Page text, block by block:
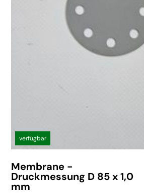
verfügbar
Membrane -
Druckmessung D 85 x 1,0
mm